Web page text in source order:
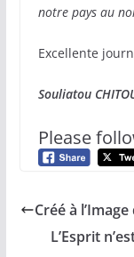
notre pays au
Excellente
Souliatou
Please
Créé à
L’Esprit